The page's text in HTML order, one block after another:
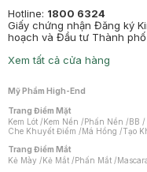
Hotline: 1800 6324
Giấy chứng nhận Đăng ký
hoạch và Đầu tư Thành phố
Xem tất cả cửa hàng
Mỹ Phẩm High-End
Trang Điểm Mặt
Kem Lót /Kem Nền /Phấn Nền /BB /
Che Khuyết Điểm /Má Hồng /Tạo
Trang Điểm Mắt
Kẻ Mày /Kẻ Mắt /Phấn Mắt /